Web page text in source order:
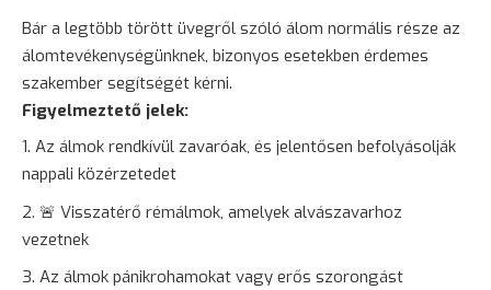
Bár a legtöbb törött üvegről szóló álom normális része az
álomtevékenységünknek, bizonyos esetekben érdemes
szakember segítségét kérni.
Figyelmeztető jelek:
Az álmok rendkívül zavaróak, és jelentősen befolyásolják
nappali közérzetedet
🚨 Visszatérő rémálmok, amelyek alvászavarhoz
vezetnek
Az álmok pánikrohamokat vagy erős szorongást